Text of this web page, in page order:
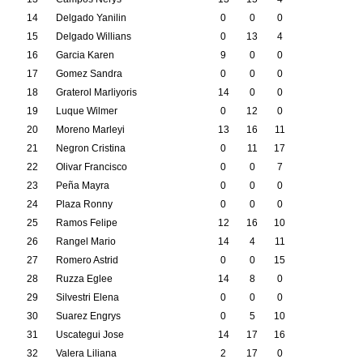
14
Delgado Yanilin 0 0
0
15
Delgado Willians 0 13
4
16
Garcia Karen 9 0
0
17
Gomez Sandra 0 0
0
18
Graterol Marliyoris 14 0
0
19
Luque Wilmer 0 12
0
20
Moreno Marleyi 13 16
11
21
Negron Cristina 0 11
17
22
Olivar Francisco 0 0
7
23
Peña Mayra 0 0
0
24
Plaza Ronny 0 0
0
25
Ramos Felipe 12 16
10
26
Rangel Mario 14 4
11
27
Romero Astrid 0 0
15
28
Ruzza Eglee 14 8
0
29
Silvestri Elena 0 0
0
30
Suarez Engrys 0 5
10
31
Uscategui Jose 14 17
16
32
Valera Liliana 2 17
0